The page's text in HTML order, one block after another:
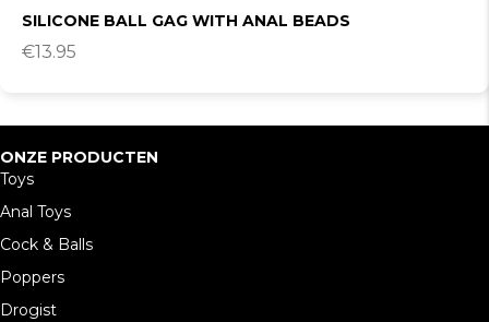
SILICONE BALL GAG WITH ANAL BEADS
€13.95
ONZE PRODUCTEN
Toys
Anal Toys
Cock & Balls
Poppers
Drogist